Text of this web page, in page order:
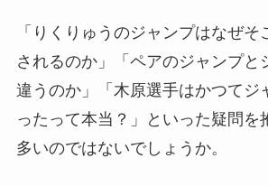
「りくりゅうのジャンプはなぜそ
されるのか」「ペアのジャンプと
違うのか」「木原選手はかつてジ
ったって本当？」といった疑問を
多いのではないでしょうか。